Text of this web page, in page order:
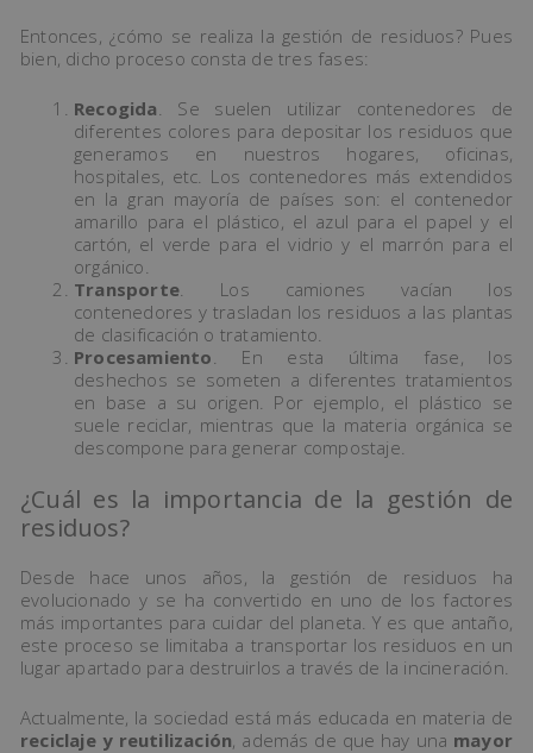
Entonces, ¿cómo se realiza la gestión de residuos? Pues
bien, dicho proceso consta de tres fases:
Recogida . Se suelen utilizar contenedores de
diferentes colores para depositar los residuos que
generamos en nuestros hogares, oficinas,
hospitales, etc. Los contenedores más extendidos
en la gran mayoría de países son: el contenedor
amarillo para el plástico, el azul para el papel y el
cartón, el verde para el vidrio y el marrón para el
orgánico.
Transporte . Los camiones vacían los
contenedores y trasladan los residuos a las plantas
de clasificación o tratamiento.
Procesamiento . En esta última fase, los
deshechos se someten a diferentes tratamientos
en base a su origen. Por ejemplo, el plástico se
suele reciclar, mientras que la materia orgánica se
descompone para generar compostaje.
¿Cuál es la importancia de la gestión de
residuos?
Desde hace unos años, la gestión de residuos ha
evolucionado y se ha convertido en uno de los factores
más importantes para cuidar del planeta. Y es que antaño,
este proceso se limitaba a transportar los residuos en un
lugar apartado para destruirlos a través de la incineración.
Actualmente, la sociedad está más educada en materia de
reciclaje y reutilización , además de que hay una mayor